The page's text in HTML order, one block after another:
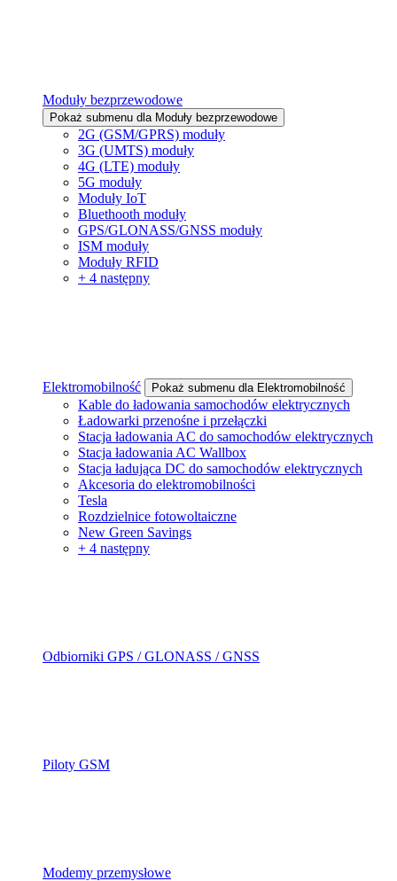
Moduły bezprzewodowe
Pokaż submenu dla Moduły bezprzewodowe
2G (GSM/GPRS) moduły
3G (UMTS) moduły
4G (LTE) moduły
5G moduły
Moduły IoT
Bluethooth moduły
GPS/GLONASS/GNSS moduły
ISM moduły
Moduły RFID
+ 4 następny
Elektromobilność Pokaż submenu dla Elektromobilność
Kable do ładowania samochodów elektrycznych
Ładowarki przenośne i przełączki
Stacja ładowania AC do samochodów elektrycznych
Stacja ładowania AC Wallbox
Stacja ładująca DC do samochodów elektrycznych
Akcesoria do elektromobilności
Tesla
Rozdzielnice fotowoltaiczne
New Green Savings
+ 4 następny
Odbiorniki GPS / GLONASS / GNSS
Piloty GSM
Modemy przemysłowe